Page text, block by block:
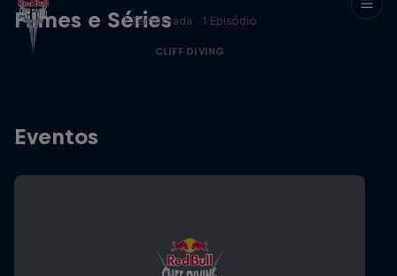
Filmes e Séries1 Temporada · 1 Episódio
CLIFF DIVING
Eventos